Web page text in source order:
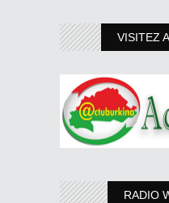
VISITEZ
RADIO